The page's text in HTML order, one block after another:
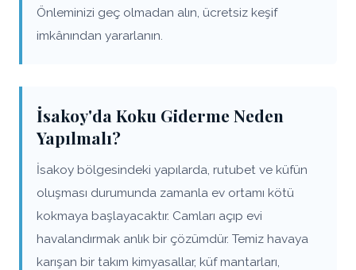
Önleminizi geç olmadan alın, ücretsiz keşif
imkânından yararlanın.
İsakoy'da Koku Giderme Neden
Yapılmalı?
İsakoy bölgesindeki yapılarda, rutubet ve küfün
oluşması durumunda zamanla ev ortamı kötü
kokmaya başlayacaktır. Camları açıp evi
havalandırmak anlık bir çözümdür. Temiz havaya
karışan bir takım kimyasallar, küf mantarları,